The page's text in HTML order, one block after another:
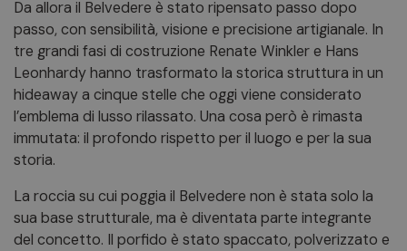
Da allora il Belvedere è stato ripensato passo dopo
passo, con sensibilità, visione e precisione artigianale. In
tre grandi fasi di costruzione Renate Winkler e Hans
Leonhardy hanno trasformato la storica struttura in un
hideaway a cinque stelle che oggi viene considerato
l’emblema di lusso rilassato. Una cosa però è rimasta
immutata: il profondo rispetto per il luogo e per la sua
storia.
La roccia su cui poggia il Belvedere non è stata solo la
sua base strutturale, ma è diventata parte integrante
del concetto. Il porfido è stato spaccato, polverizzato e